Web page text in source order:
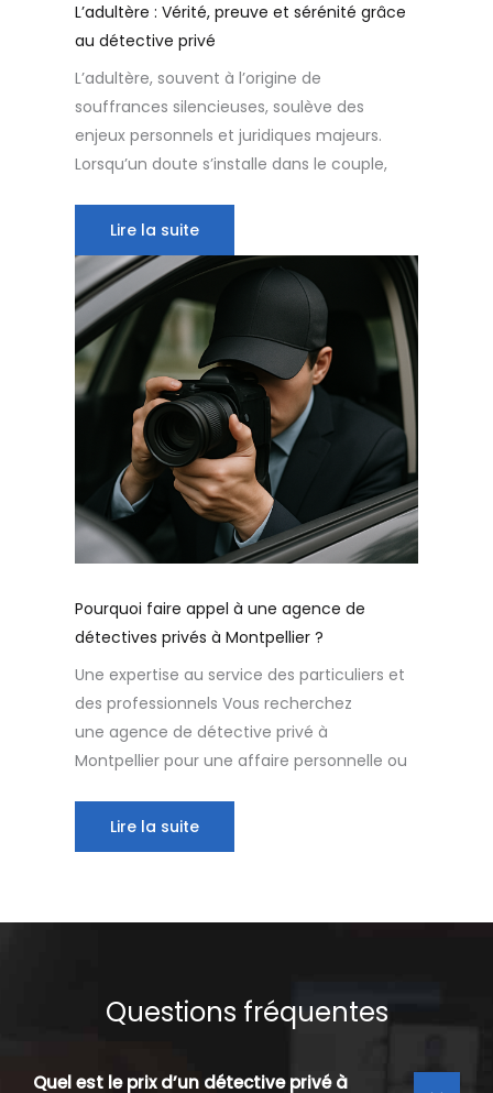
L’adultère : Vérité, preuve et sérénité grâce
au détective privé
L’adultère, souvent à l’origine de
souffrances silencieuses, soulève des
enjeux personnels et juridiques majeurs.
Lorsqu’un doute s’installe dans le couple,
Lire la suite
Pourquoi faire appel à une agence de
détectives privés à Montpellier ?
Une expertise au service des particuliers et
des professionnels Vous recherchez
une agence de détective privé à
Montpellier pour une affaire personnelle ou
Lire la suite
Questions fréquentes
Quel est le prix d’un détective privé à